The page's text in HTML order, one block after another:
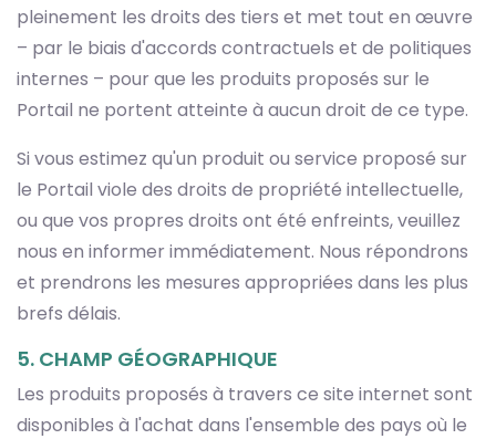
pleinement les droits des tiers et met tout en œuvre
– par le biais d'accords contractuels et de politiques
internes – pour que les produits proposés sur le
Portail ne portent atteinte à aucun droit de ce type.
Si vous estimez qu'un produit ou service proposé sur
le Portail viole des droits de propriété intellectuelle,
ou que vos propres droits ont été enfreints, veuillez
nous en informer immédiatement. Nous répondrons
et prendrons les mesures appropriées dans les plus
brefs délais.
5. CHAMP GÉOGRAPHIQUE
Les produits proposés à travers ce site internet sont
disponibles à l'achat dans l'ensemble des pays où le